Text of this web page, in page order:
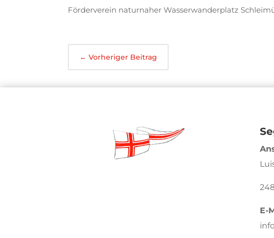
Förderverein naturnaher Wasserwanderplatz
←Vorheriger Beitrag
E-